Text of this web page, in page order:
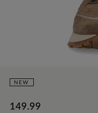
NEW
149.99